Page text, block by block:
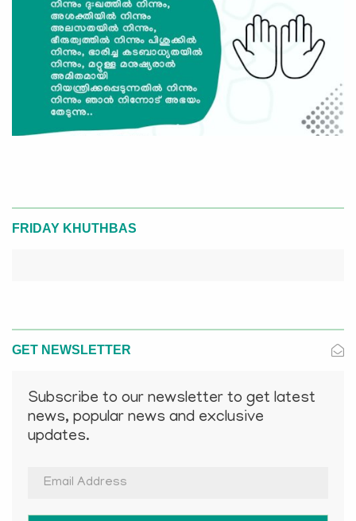
FRIDAY KHUTHBAS
GET NEWSLETTER
Subscribe to our newsletter to get latest
news, popular news and exclusive
updates.